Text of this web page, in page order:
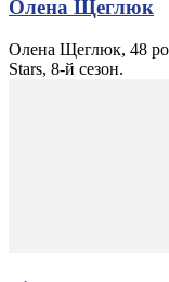
Олена Щеглюк
Олена Щеглюк, 48
Stars, 8-й сезон.